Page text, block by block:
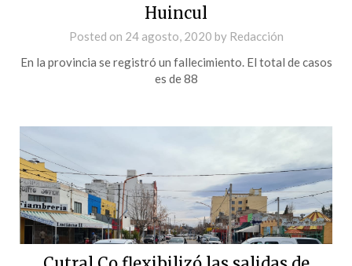
Huincul
Posted on 24 agosto, 2020 by Redacción
En la provincia se registró un fallecimiento. El total de casos
es de 88